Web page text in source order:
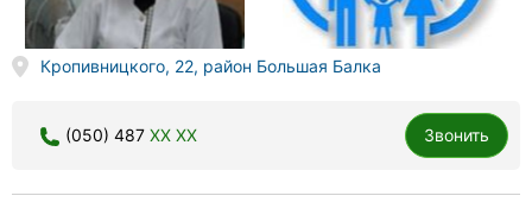
Кропивницкого, 22, район Большая Балка
(050) 487 XX XX Звонить